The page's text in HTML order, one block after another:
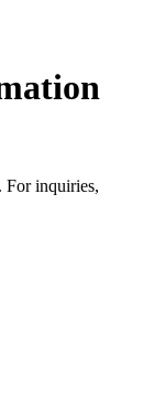
For inquiries,